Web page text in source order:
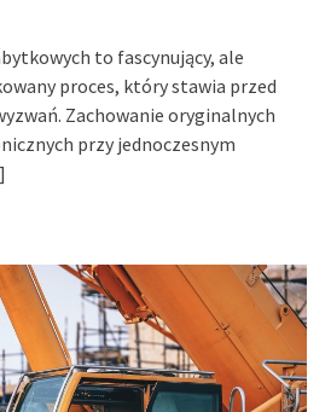
to fascynujący, ale
proces, który stawia przed
Zachowanie oryginalnych
przy jednoczesnym